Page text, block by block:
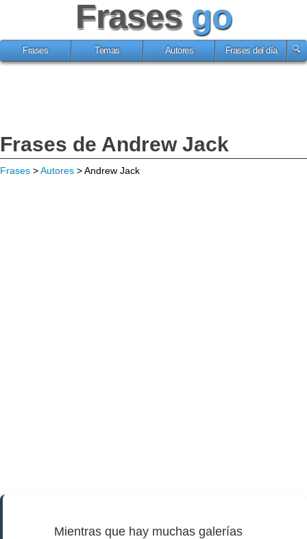
Frases go
Frases Temas Autores Frases del día
Frases de Andrew Jack
Frases >Autores > Andrew Jack
Mientras que hay muchas galerías